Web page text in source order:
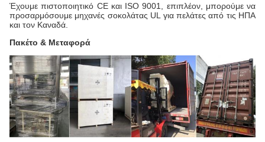
Έχουμε πιστοποιητικό CE και ISO 9001, επιπλέον, μπορούμε να
προσαρμόσουμε μηχανές σοκολάτας UL για πελάτες από τις ΗΠΑ
και τον Καναδά.
Πακέτο & Μεταφορά